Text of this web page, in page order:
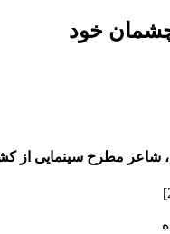
چشمان خود